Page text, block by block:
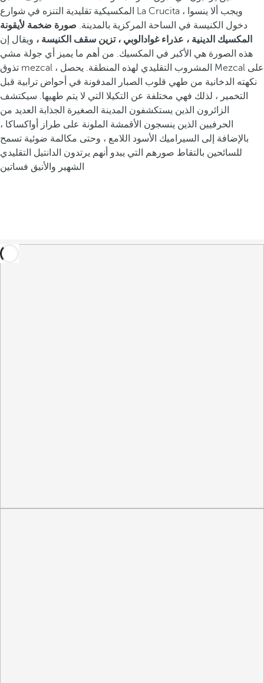
المكسيكية تقليدية التنزه في شوارع La Crucita ، ويجب ألا ينسوا
دخول الكنيسة في الساحة المركزية بالمدينة. صورة ضخمة لأيقونة
المكسيك الدينية ، عذراء غوادالوبي ، تزين سقف الكنيسة ، ويقال إن
هذه الصورة هي الأكبر في المكسيك. من أهم ما يميز أي جولة مشي
تذوق mezcal ، المشروب التقليدي لهذه المنطقة. يحصل Mezcal على
نكهته الدخانية من طهي قلوب الصبار المدفونة في أحواض ترابية قبل
التخمير ، لذلك فهي مختلفة عن التكيلا التي لا يتم طهيها. سيكتشف
الزائرون الذين يستكشفون المدينة الصغيرة الجذابة العديد من
الحرفيين الذين ينسجون الأقمشة الملونة على طراز أواكساكا ،
بالإضافة إلى السيراميك الأسود اللامع ، وحتى مكالمة ضوئية تسمح
للسائحين بالتقاط صورهم التي يبدو أنهم يرتدون الدانتيل التقليدي
الشهير والأنيق فساتين